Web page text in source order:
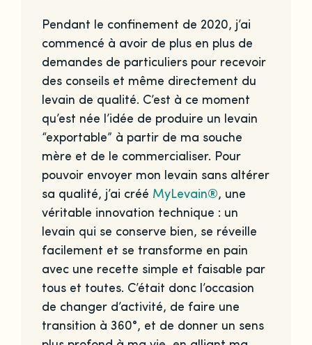
Pendant le confinement de 2020, j’ai
commencé à avoir de plus en plus de
demandes de particuliers pour recevoir
des conseils et même directement du
levain de qualité. C’est à ce moment
qu’est née l’idée de produire un levain
“exportable” à partir de ma souche
mère et de le commercialiser. Pour
pouvoir envoyer mon levain sans altérer
sa qualité, j’ai créé MyLevain®, une
véritable innovation technique : un
levain qui se conserve bien, se réveille
facilement et se transforme en pain
avec une recette simple et faisable par
tous et toutes. C’était donc l’occasion
de changer d’activité, de faire une
transition à 360°, et de donner un sens